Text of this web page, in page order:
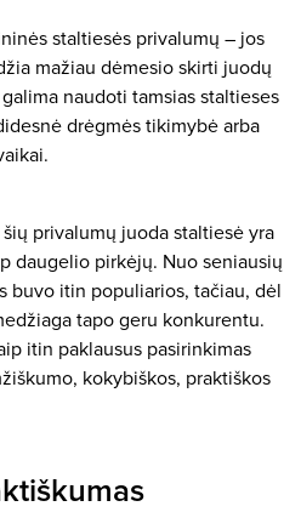
staltiesės privalumų – jos
mažiau dėmesio skirti juodų
naudoti tamsias staltieses
drėgmės tikimybė arba
privalumų juoda staltiesė yra
daugelio pirkėjų. Nuo seniausių
buvo itin populiarios, tačiau, dėl
tapo geru konkurentu.
itin paklausus pasirinkimas
kokybiškos, praktiškos